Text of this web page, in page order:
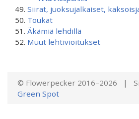
Siirat, juoksujalkaiset,
Toukat
Äkämiä lehdillä
Muut lehtivioitukset
© Flowerpecker 2016–2026 |
Green Spot